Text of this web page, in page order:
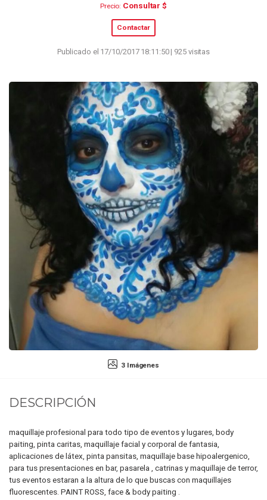
3 Imágenes
Precio: Consultar $
Contactar
Publicado el 17/10/2017 18:11:50 | 925 visitas
DESCRIPCIÓN
maquillaje profesional para todo tipo de eventos y lugares, body
paiting, pinta caritas, maquillaje facial y corporal de fantasia,
aplicaciones de látex, pinta pansitas, maquillaje base hipoalergenico,
para tus presentaciones en bar, pasarela , catrinas y maquillaje de terror,
tus eventos estaran a la altura de lo que buscas con maquillajes
fluorescentes. PAINT ROSS, face & body paiting .